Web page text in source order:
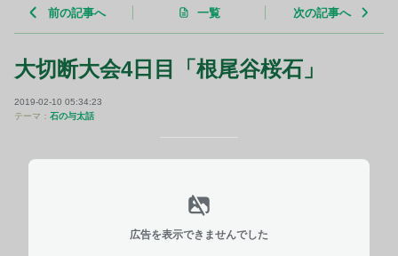
前の記事へ 一覧 次の記事へ
大切断大会4日目「根尾谷桜石」
2019-02-10 05:34:23
テーマ： 石の与太話
広告を表示できませんでした